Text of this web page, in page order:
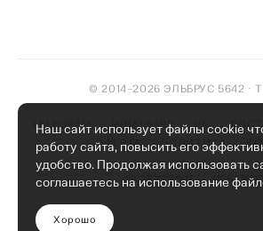
© 2014–2026 ЭЛЬБРУС 5642 ·
TELEGRAM WHATSAPP VK
ОФЕРТА
ПОЛИТИКА
43.257025 N —
Наш сайт использует файлы cookie
работу сайта, повысить его
удобство. Продолжая использовать
соглашаетесь на использование
Хорошо